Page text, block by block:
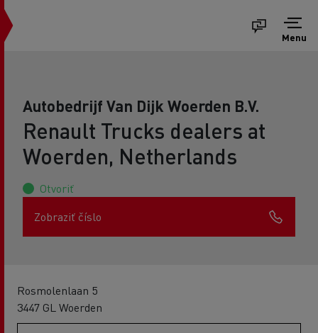
Menu
Autobedrijf Van Dijk Woerden B.V.
Renault Trucks dealers at
Woerden, Netherlands
Otvoriť
Zobraziť číslo
Rosmolenlaan 5
3447 GL Woerden